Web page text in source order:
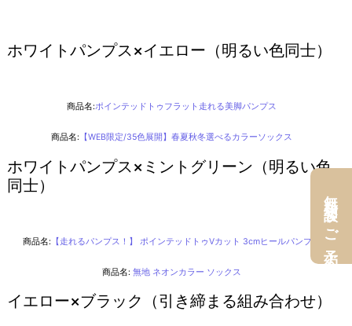
ホワイトパンプス×イエロー（明るい色同士）
商品名:ポインテッドトゥフラット走れる美脚パンプス
商品名: 【WEB限定/35色展開】春夏秋冬選べるカラーソックス
ホワイトパンプス×ミントグリーン（明るい色
同士）
商品名: 【走れるパンプス！】 ポインテッドトゥVカット 3cmヒールパンプス
商品名: 無地 ネオンカラー ソックス
イエロー×ブラック（引き締まる組み合わせ）
無料相談＆ご予約